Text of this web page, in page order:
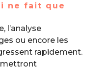
ne fait que
l’analyse
ou encore les
rapidement.